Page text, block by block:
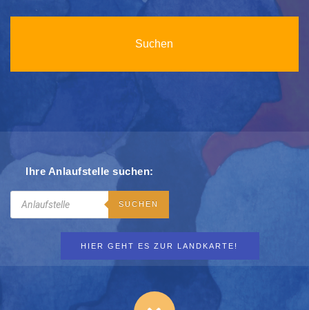
Ihre Anlaufstelle suchen:
Search
SUCHEN
HIER GEHT ES ZUR LANDKARTE!